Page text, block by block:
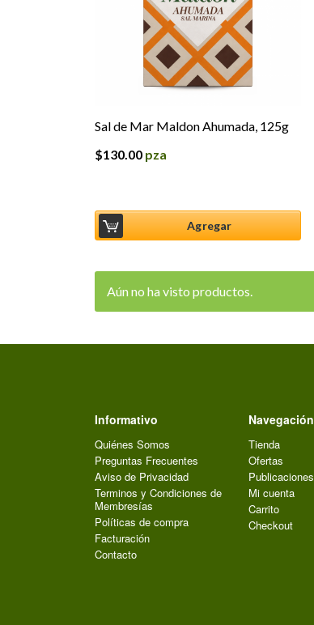
Sal de Mar Maldon Ahumada, 125g
$130.00 pza
Agregar
Aún no ha visto productos.
Informativo
Quiénes Somos
Preguntas Frecuentes
Aviso de Privacidad
Terminos y Condiciones de
Membresías
Políticas de compra
Facturación
Contacto
Navegación
Tienda
Ofertas
Publicaciones
Mi cuenta
Carrito
Checkout